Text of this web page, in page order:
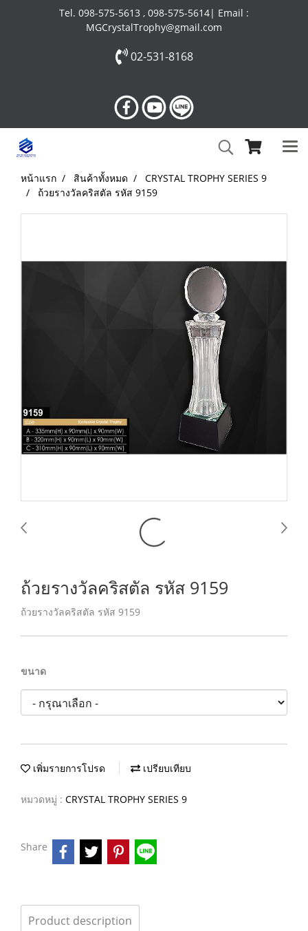
Tel. 098-575-5613 , 098-575-5614| Email :
MGCrystalTrophy@gmail.com
02-531-8168
หน้าแรก สินค้าทั้งหมด
CRYSTAL TROPHY SERIES 9
ถ้วยรางวัลคริสตัล รหัส 9159
ถ้วยรางวัลคริสตัล รหัส 9159
ถ้วยรางวัลคริสตัล รหัส 9159
ขนาด
เพิ่มรายการโปรด เปรียบเทียบ
หมวดหมู่ : CRYSTAL TROPHY SERIES 9
Share
Product description